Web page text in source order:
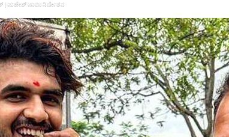
| ಮಹೇಶ್‌ ಬಾಬು ನಿರ್ದೇಶನ